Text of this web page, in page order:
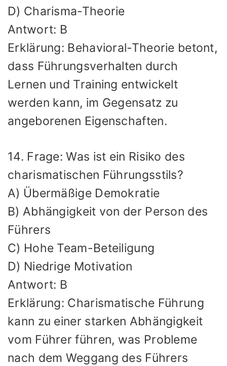
D) Charisma-Theorie
Antwort: B
Erklärung: Behavioral-Theorie betont,
dass Führungsverhalten durch
Lernen und Training entwickelt
werden kann, im Gegensatz zu
angeborenen Eigenschaften.
14. Frage: Was ist ein Risiko des
charismatischen Führungsstils?
A) Übermäßige Demokratie
B) Abhängigkeit von der Person des
Führers
C) Hohe Team-Beteiligung
D) Niedrige Motivation
Antwort: B
Erklärung: Charismatische Führung
kann zu einer starken Abhängigkeit
vom Führer führen, was Probleme
nach dem Weggang des Führers